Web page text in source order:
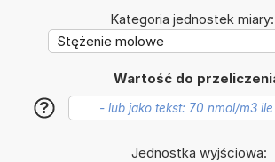
Kategoria jednostek miary:
Wartość do
?
Jednostka wyjściowa: